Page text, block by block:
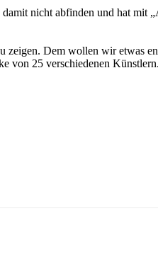
nicht abfinden und hat mit
Dem wollen wir etwas
von 25 verschiedenen